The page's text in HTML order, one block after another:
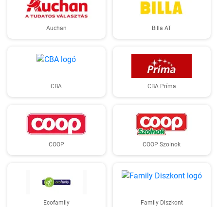
Auchan Billa AT
CBA CBA Príma
COOP COOP Szolnok
Ecofamily Family Diszkont